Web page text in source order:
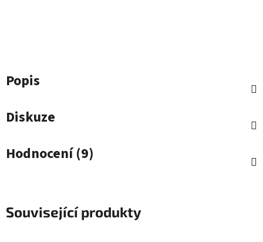
Popis
Diskuze
Hodnocení (9)
Související produkty